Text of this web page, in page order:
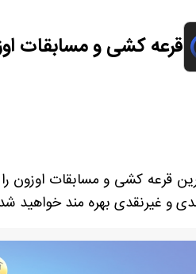
قرعه کشی و مسابقات
قرعه کشی و مسابقات اوزون
و غیرنقدی بهره مند خواهید